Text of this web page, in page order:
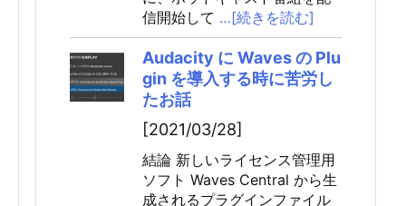
信開始して …[続きを読む]
Audacity に Waves の Plu
gin を導入する時に苦労し
たお話
[2021/03/28]
結論 新しいライセンス管理用
ソフト Waves Central から生
成されるプラグインファイル